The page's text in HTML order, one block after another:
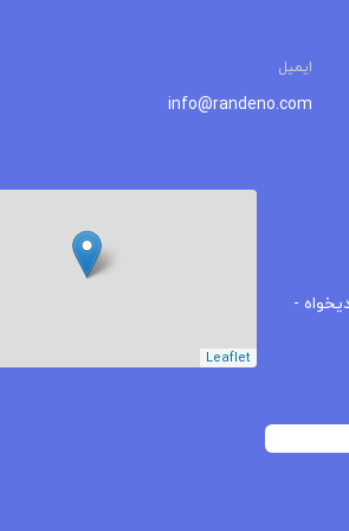
ایمیل
info@randeno.com
-
Leaflet